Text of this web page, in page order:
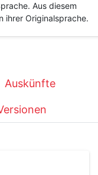
Aus diesem
ihrer Originalsprache.
Auskünfte